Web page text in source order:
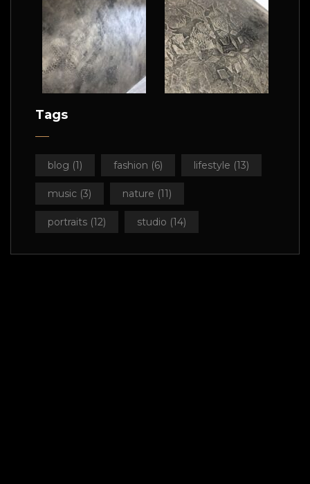
Tags
blog (1) fashion (6) lifestyle (13)
music (3) nature (11)
portraits (12) studio (14)